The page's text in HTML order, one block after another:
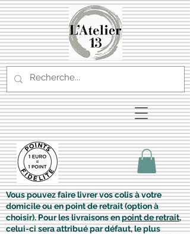
Vous pouvez faire livrer vos colis à votre
domicile ou en point de retrait (option à
choisir). Pour les livraisons enpoint de retrait,
celui-ci sera attribué par défaut, le plus